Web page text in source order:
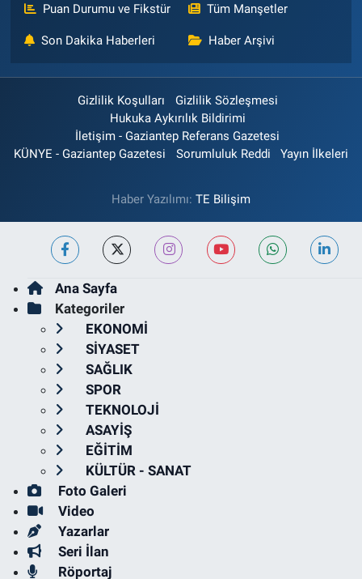
Puan Durumu ve Fikstür Tüm Manşetler
Son Dakika Haberleri Haber Arşivi
Gizlilik Koşulları
Gizlilik Sözleşmesi
Hukuka Aykırılık Bildirimi
İletişim - Gaziantep Referans Gazetesi
KÜNYE - Gaziantep Gazetesi
Sorumluluk Reddi Yayın İlkeleri
Haber Yazılımı: TE Bilişim
Ana Sayfa
Kategoriler
EKONOMİ
SİYASET
SAĞLIK
SPOR
TEKNOLOJİ
ASAYİŞ
EĞİTİM
KÜLTÜR - SANAT
Foto Galeri
Video
Yazarlar
Seri İlan
Röportaj